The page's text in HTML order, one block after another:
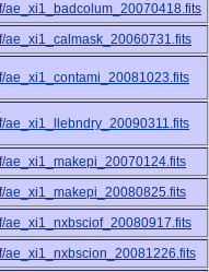
ae_xi1_badcolum_20070418.fits
ae_xi1_calmask_20060731.fits
ae_xi1_contami_20081023.fits
ae_xi1_llebndry_20090311.fits
ae_xi1_makepi_20070124.fits
ae_xi1_makepi_20080825.fits
ae_xi1_nxbsciof_20080917.fits
ae_xi1_nxbscion_20081226.fits